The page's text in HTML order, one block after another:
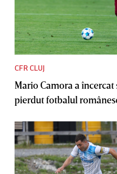
CFR CLUJ
Mario Camora a încercat
pierdut fotbalul